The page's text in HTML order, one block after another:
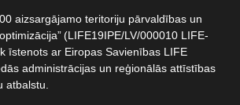
aizsargājamo teritoriju pārvaldības un
(LIFE19IPE/LV/000010 LIFE-
īstenots ar Eiropas Savienības LIFE
administrācijas un reģionālās attīstības
atbalstu.​